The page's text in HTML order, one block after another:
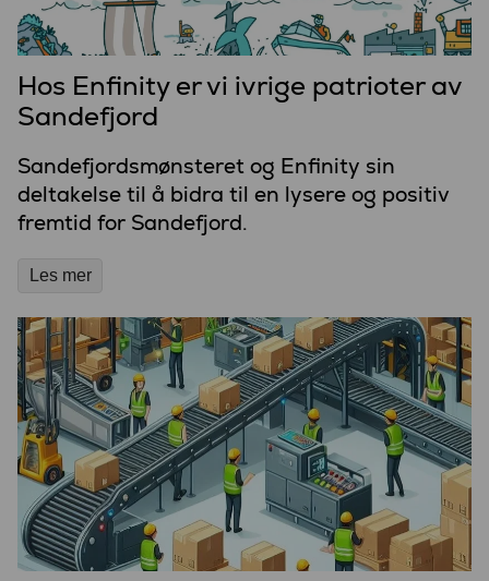
Hos Enfinity er vi ivrige patrioter av
Sandefjord
Sandefjordsmønsteret og Enfinity sin
deltakelse til å bidra til en lysere og positiv
fremtid for Sandefjord.
Les mer